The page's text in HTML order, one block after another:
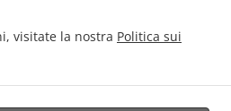
visitate la nostra Politica sui
València Ciutat de les Arts i les Ciències
consegna Mislata . Consegna cibo da asporto